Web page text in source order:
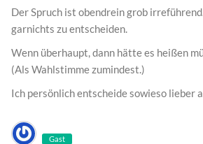
Der Spruch ist obendrein grob
garnichts zu entscheiden.
Wenn überhaupt, dann hätte es heißen
(Als Wahlstimme zumindest.)
Ich persönlich entscheide sowieso lieber
Gast